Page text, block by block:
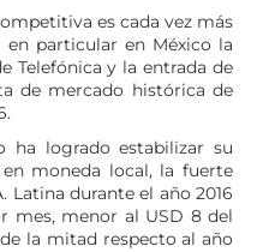
es cada vez más
en particular en México la
Telefónica y la entrada de
de mercado histórica de
ha logrado estabilizar su
moneda local, la fuerte
Latina durante el año 2016
mes, menor al USD 8 del
la mitad respecto al año